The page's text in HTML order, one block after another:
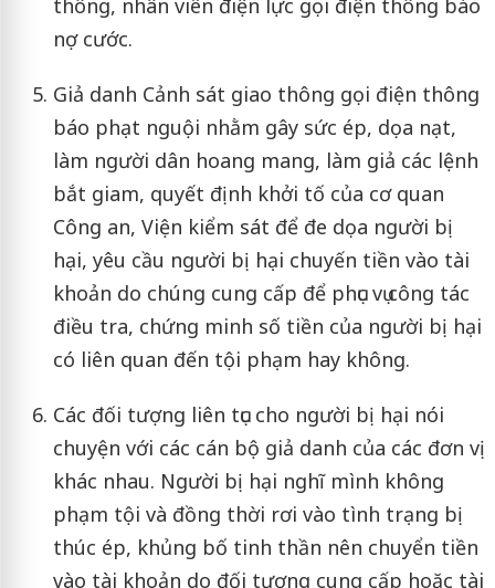
thông, nhân viên điện lực gọi điện thông báo
nợ cước.
Giả danh Cảnh sát giao thông gọi điện thông
báo phạt nguội nhằm gây sức ép, dọa nạt,
làm người dân hoang mang, làm giả các lệnh
bắt giam, quyết định khởi tố của cơ quan
Công an, Viện kiểm sát để đe dọa người bị
hại, yêu cầu người bị hại chuyến tiền vào tài
khoản do chúng cung cấp để phục vụ công tác
điều tra, chứng minh số tiền của người bị hại
có liên quan đến tội phạm hay không.
Các đối tượng liên tục cho người bị hại nói
chuyện với các cán bộ giả danh của các đơn vị
khác nhau. Người bị hại nghĩ mình không
phạm tội và đồng thời rơi vào tình trạng bị
thúc ép, khủng bố tinh thần nên chuyển tiền
vào tài khoản do đối tượng cung cấp hoặc tài